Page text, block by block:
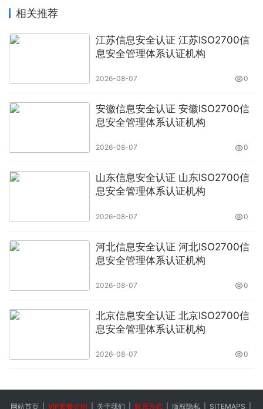
用工风险防控：协助企业规避因政策差异导致的合规隐患，
定制化托管方案：根据企业驻外人员分布、预算与管理偏
公积金制度正步入深化改革期，政策善意不断释放，企业在
重合规的长期伙伴。
求，欢迎随时联系我们，获取一对一专属定制化托管解决方
骏伯人力，让异地用工更简单、更安心。
服务企业：广州骏伯人力资源（集团）有限公司
公司地址：广州市天河区中山大道西140号803、804、
办公固话：021-36352611/36352633
载和复制请保留此链接。
相关推荐
江苏信息安全认证 江苏ISO2700信
息安全管理体系认证机构
2026-08-07 0
安徽信息安全认证 安徽ISO2700信
息安全管理体系认证机构
2026-08-07 0
山东信息安全认证 山东ISO2700信
息安全管理体系认证机构
2026-08-07 0
河北信息安全认证 河北ISO2700信
息安全管理体系认证机构
2026-08-07 0
北京信息安全认证 北京ISO2700信
息安全管理体系认证机构
2026-08-07 0
网站首页| VIP套餐介绍 关于我们 联系方式| 版权隐私| SITEMAPS